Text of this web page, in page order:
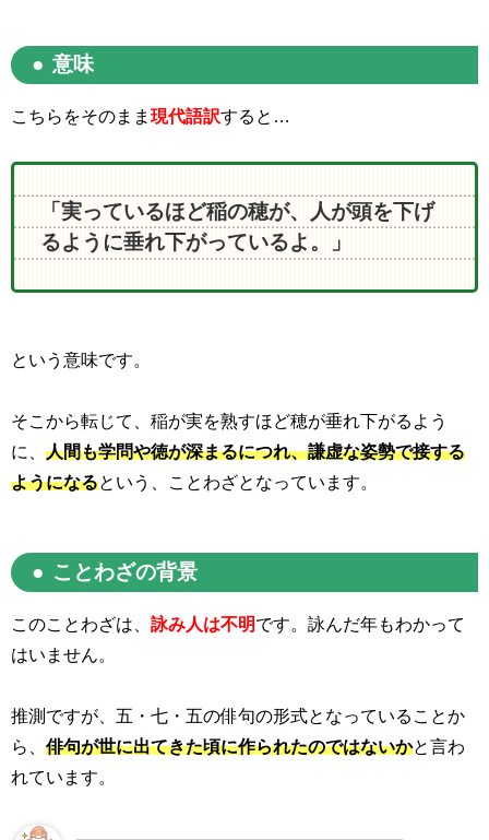
意味
こちらをそのまま 現代語訳すると…
「実っているほど稲の穂が、人が頭を下げ
るように垂れ下がっているよ。」
という意味です。
そこから転じて、稲が実を熟すほど穂が垂れ下がるよう
に、 人間も学問や徳が深まるにつれ、謙虚な姿勢で接する
ようになるという、ことわざとなっています。
ことわざの背景
このことわざは、 詠み人は不明です。詠んだ年もわかって
はいません。
推測ですが、五・七・五の俳句の形式となっていることか
ら、 俳句が世に出てきた頃に作られたのではないかと言わ
れています。